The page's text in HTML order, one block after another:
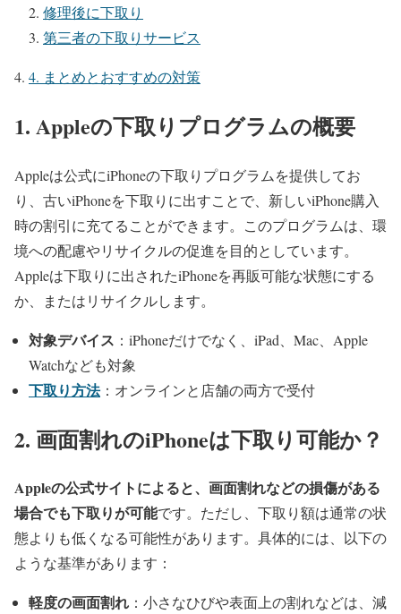
修理後に下取り
第三者の下取りサービス
4. まとめとおすすめの対策
1. Appleの下取りプログラムの概要
Appleは公式にiPhoneの下取りプログラムを提供してお
り、古いiPhoneを下取りに出すことで、新しいiPhone購入
時の割引に充てることができます。このプログラムは、環
境への配慮やリサイクルの促進を目的としています。
Appleは下取りに出されたiPhoneを再販可能な状態にする
か、またはリサイクルします。
対象デバイス ：iPhoneだけでなく、iPad、Mac、Apple
Watchなども対象
下取り方法：オンラインと店舗の両方で受付
2. 画面割れのiPhoneは下取り可能か？
Appleの公式サイトによると、画面割れなどの損傷がある
場合でも下取りが可能です。ただし、下取り額は通常の状
態よりも低くなる可能性があります。具体的には、以下の
ような基準があります：
軽度の画面割れ ：小さなひびや表面上の割れなどは、減